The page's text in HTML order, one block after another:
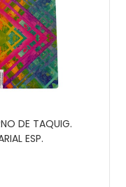
DE TAQUIG.
ESP.